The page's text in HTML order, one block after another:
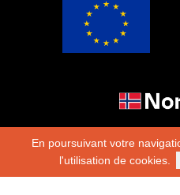
En poursuivant votre
l'utilisation de cookies.